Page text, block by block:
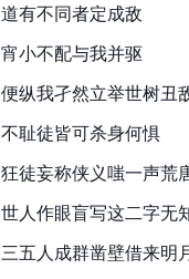
道有不同者定成敌
宵小不配与我并驱
便纵我孑然立举世树丑
不耻徒皆可杀身何惧
狂徒妄称侠义嗤一声荒
世人作眼盲写这二字无
三五人成群凿壁借来明